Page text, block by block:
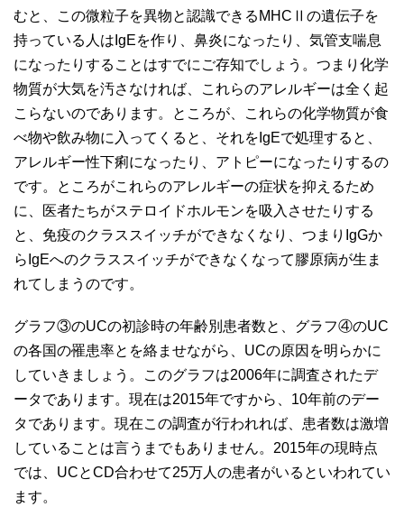
むと、この微粒子を異物と認識できるMHCⅡの遺伝子を
持っている人はIgEを作り、鼻炎になったり、気管支喘息
になったりすることはすでにご存知でしょう。つまり化学
物質が大気を汚さなければ、これらのアレルギーは全く起
こらないのであります。ところが、これらの化学物質が食
べ物や飲み物に入ってくると、それをIgEで処理すると、
アレルギー性下痢になったり、アトピーになったりするの
です。ところがこれらのアレルギーの症状を抑えるため
に、医者たちがステロイドホルモンを吸入させたりする
と、免疫のクラススイッチができなくなり、つまりIgGか
らIgEへのクラススイッチができなくなって膠原病が生ま
れてしまうのです。
グラフ③のUCの初診時の年齢別患者数と、グラフ④のUC
の各国の罹患率とを絡ませながら、UCの原因を明らかに
していきましょう。このグラフは2006年に調査されたデ
ータであります。現在は2015年ですから、10年前のデー
タであります。現在この調査が行われれば、患者数は激増
していることは言うまでもありません。2015年の現時点
では、UCとCD合わせて25万人の患者がいるといわれてい
ます。